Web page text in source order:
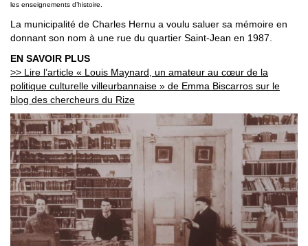
les enseignements d’histoire.
La municipalité de Charles Hernu a voulu saluer sa mémoire en
donnant son nom à une rue du quartier Saint-Jean en 1987.
EN SAVOIR PLUS
>> Lire l’article « Louis Maynard, un amateur au cœur de la
politique culturelle villeurbannaise » de Emma Biscarros sur le
blog des chercheurs du Rize